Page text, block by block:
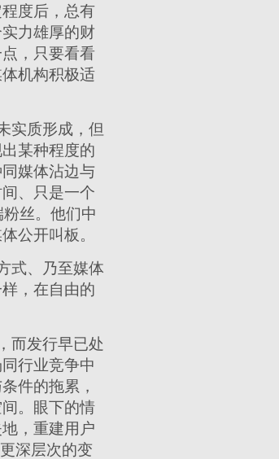
度后，总有
力雄厚的财
，只要看看
机构积极适
实质形成，但
某种程度的
媒体沾边与
、只是一个
丝。他们中
公开叫板。
式、乃至媒体
，在自由的
而发行早已处
行业竞争中
件的拖累，
。眼下的情
，重建用户
深层次的变